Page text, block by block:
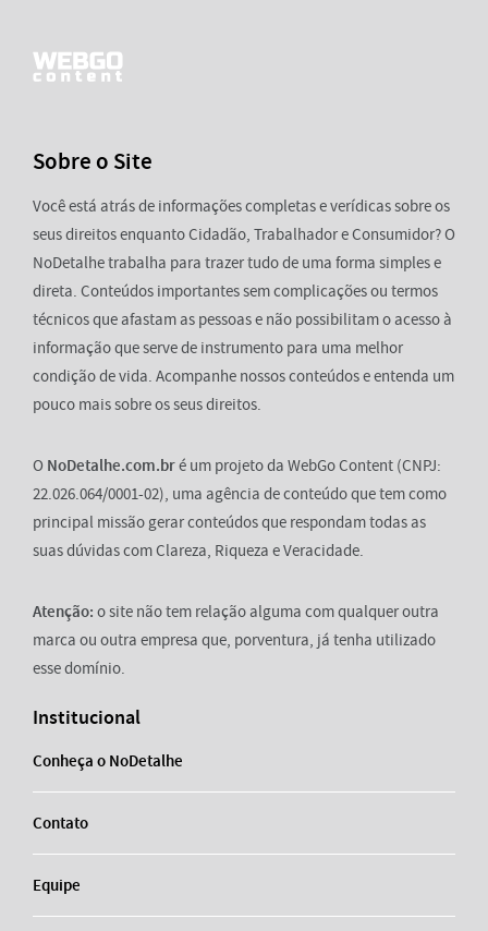
Sobre o Site
Você está atrás de informações completas e verídicas sobre os
seus direitos enquanto Cidadão, Trabalhador e Consumidor? O
NoDetalhe trabalha para trazer tudo de uma forma simples e
direta. Conteúdos importantes sem complicações ou termos
técnicos que afastam as pessoas e não possibilitam o acesso à
informação que serve de instrumento para uma melhor
condição de vida. Acompanhe nossos conteúdos e entenda um
pouco mais sobre os seus direitos.
O NoDetalhe.com.bré um projeto da WebGo Content (CNPJ:
22.026.064/0001-02), uma agência de conteúdo que tem como
principal missão gerar conteúdos que respondam todas as
suas dúvidas com Clareza, Riqueza e Veracidade.
Atenção: o site não tem relação alguma com qualquer outra
marca ou outra empresa que, porventura, já tenha utilizado
esse domínio.
Institucional
Conheça o NoDetalhe
Contato
Equipe